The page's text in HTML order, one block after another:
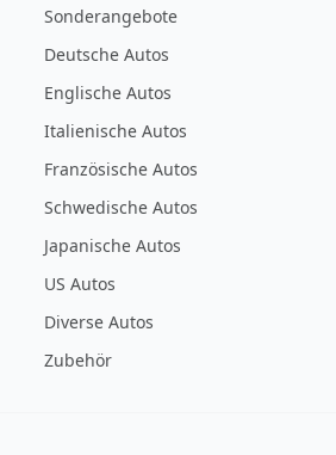
Sonderangebote
Deutsche Autos
Englische Autos
Italienische Autos
Französische Autos
Schwedische Autos
Japanische Autos
US Autos
Diverse Autos
Zubehör